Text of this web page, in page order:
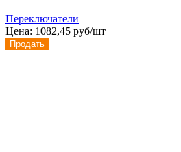
Переключатели
Цена: 1082,45 руб/шт
Продать